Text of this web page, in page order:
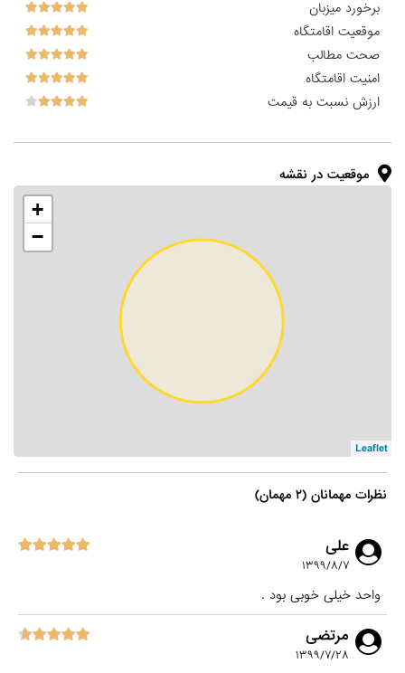
برخورد میزبان
موقعیت اقامتگاه
صحت مطالب
امنیت اقامتگاه
ارزش نسبت به قیمت
موقعیت در نقشه
+
−
Leaflet
نظرات مهمانان (۲ مهمان)
علی
۱۳۹۹/۸/۷
واحد خیلی خوبی بود .
مرتضی
۱۳۹۹/۷/۲۸